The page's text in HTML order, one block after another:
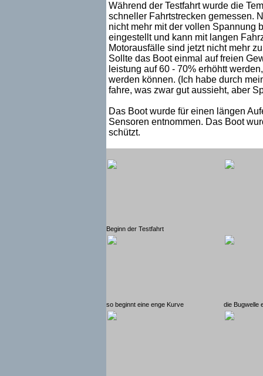
Während der Testfahrt wurde die
schneller Fahrtstrecken gemessen.
nicht mehr mit der vollen Spannung
eingestellt und kann mit langen
Motorausfälle sind jetzt nicht mehr
Sollte das Boot einmal auf freien
leistung auf 60 - 70% erhöhtt
werden können. (Ich habe durch
fahre, was zwar gut aussieht, aber
Das Boot wurde für einen längen
Sensoren entnommen. Das Boot
schützt.
Beginn der Testfahrt
so beginnt eine enge Kurve die Bugwelle